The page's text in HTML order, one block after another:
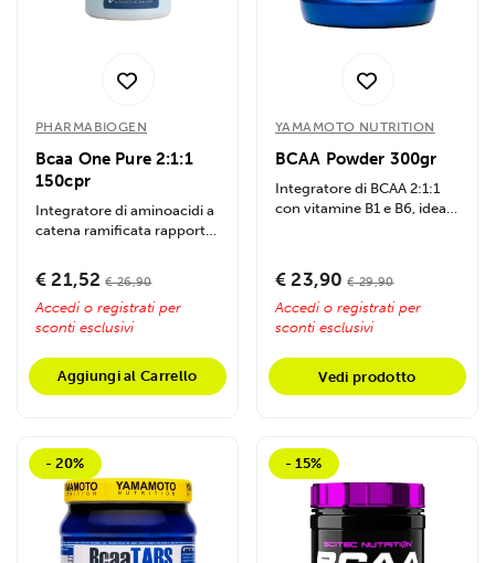
Utilizziamo i cookie per personalizzare contenuti ed
informazioni sul modo in cui utilizzi il nostro sito con i
nostri partner che si occupano di analisi dei dati web,
con altre informazioni che hai fornito loro o che hanno
raccolto dal tuo utilizzo dei loro servizi.
PHARMABIOGEN
Bcaa One Pure 2:1:1
150cpr
Integratore di aminoacidi a
catena ramificata rapporto
chi...
€ 21,52 € 26,90
Accedi o registrati per
sconti esclusivi
Aggiungi al Carrello
YAMAMOTO NUTRITION
BCAA Powder 300gr
Integratore di BCAA 2:1:1
con vitamine B1 e B6, ideale
€ 23,90 € 29,90
Accedi o registrati per
sconti esclusivi
Vedi prodotto
- 20% - 15%